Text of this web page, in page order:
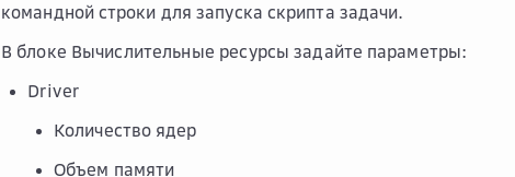
командной строки для запуска скрипта задачи.
В блоке Вычислительные ресурсы задайте параметры:
Driver
Количество ядер
Объем памяти